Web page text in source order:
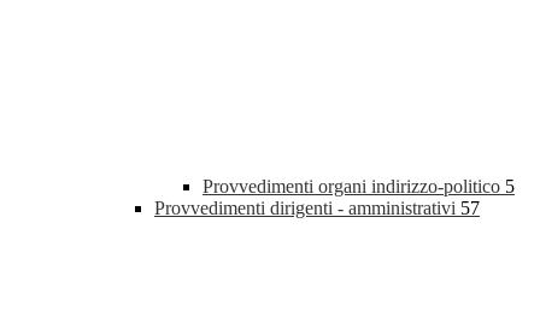
Provvedimenti organi indirizzo-politico 5
Provvedimenti dirigenti - amministrativi 57